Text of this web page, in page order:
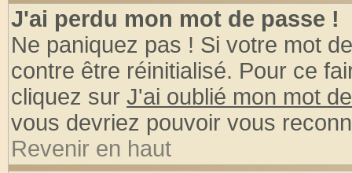
J'ai perdu mon mot de passe !
Ne paniquez pas ! Si votre mot
contre être réinitialisé. Pour ce
cliquez sur J'ai oublié mon mot
vous devriez pouvoir vous
Revenir en haut